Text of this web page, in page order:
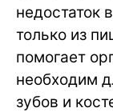
недостаток
только из
помогает
необходим
зубов и